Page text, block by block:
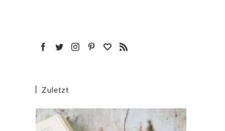
Zuletzt